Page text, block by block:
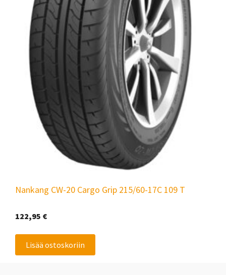
Nankang CW-20 Cargo Grip 215/60-17C 109 T
122,95 €
Lisää ostoskoriin